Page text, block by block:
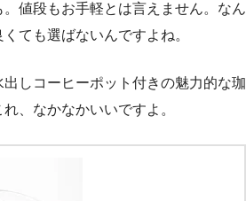
値段もお手軽とは言えません。なん
ても選ばないんですよね。
しコーヒーポット付きの魅力的な珈
、なかなかいいですよ。